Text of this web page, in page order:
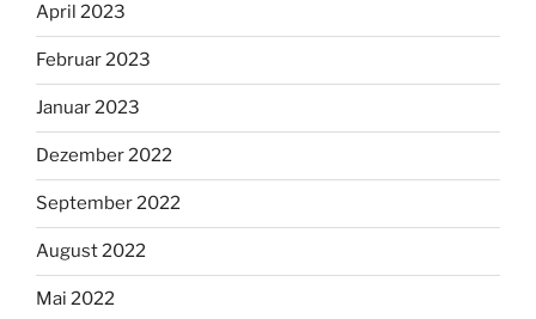
April 2023
Februar 2023
Januar 2023
Dezember 2022
September 2022
August 2022
Mai 2022